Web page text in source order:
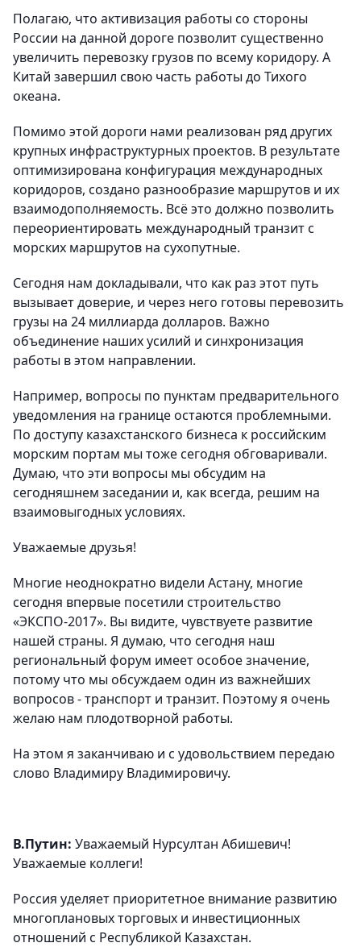
Полагаю, что активизация работы со стороны
России на данной дороге позволит существенно
увеличить перевозку грузов по всему коридору. А
Китай завершил свою часть работы до Тихого
океана.
Помимо этой дороги нами реализован ряд других
крупных инфраструктурных проектов. В результате
оптимизирована конфигурация международных
коридоров, создано разнообразие маршрутов и их
взаимодополняемость. Всё это должно позволить
переориентировать международный транзит с
морских маршрутов на сухопутные.
Сегодня нам докладывали, что как раз этот путь
вызывает доверие, и через него готовы перевозить
грузы на 24 миллиарда долларов. Важно
объединение наших усилий и синхронизация
работы в этом направлении.
Например, вопросы по пунктам предварительного
уведомления на границе остаются проблемными.
По доступу казахстанского бизнеса к российским
морским портам мы тоже сегодня обговаривали.
Думаю, что эти вопросы мы обсудим на
сегодняшнем заседании и, как всегда, решим на
взаимовыгодных условиях.
Уважаемые друзья!
Многие неоднократно видели Астану, многие
сегодня впервые посетили строительство
«ЭКСПО‑2017». Вы видите, чувствуете развитие
нашей страны. Я думаю, что сегодня наш
региональный форум имеет особое значение,
потому что мы обсуждаем один из важнейших
вопросов - транспорт и транзит. Поэтому я очень
желаю нам плодотворной работы.
На этом я заканчиваю и с удовольствием передаю
слово Владимиру Владимировичу.
В.Путин: Уважаемый Нурсултан Абишевич!
Уважаемые коллеги!
Россия уделяет приоритетное внимание развитию
многоплановых торговых и инвестиционных
отношений с Республикой Казахстан.